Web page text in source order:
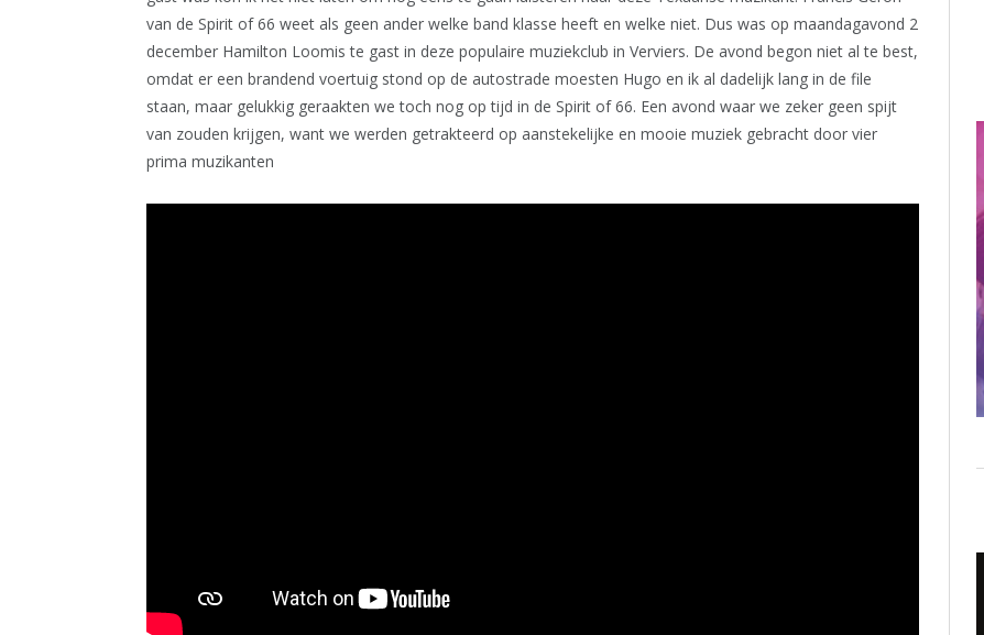
van de Spirit of 66 weet als geen ander welke band klasse heeft en welke niet. Dus was op maandagavond 2
december Hamilton Loomis te gast in deze populaire muziekclub in Verviers. De avond begon niet al te best,
omdat er een brandend voertuig stond op de autostrade moesten Hugo en ik al dadelijk lang in de file
staan, maar gelukkig geraakten we toch nog op tijd in de Spirit of 66. Een avond waar we zeker geen spijt
van zouden krijgen, want we werden getrakteerd op aanstekelijke en mooie muziek gebracht door vier
prima muzikanten